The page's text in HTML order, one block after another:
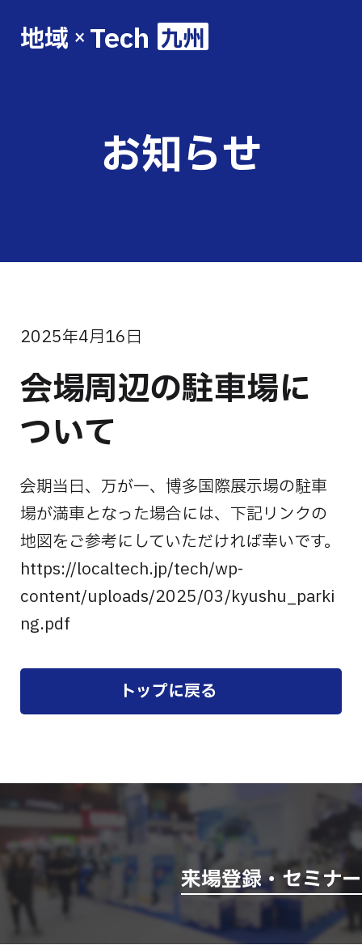
地域 × Tech 九州
お知らせ
2025年4月16日
会場周辺の駐車場に
ついて
会期当日、万が一、博多国際展示場の駐車
場が満車となった場合には、下記リンクの
地図をご参考にしていただければ幸いです。
https://localtech.jp/tech/wp-
content/uploads/2025/03/kyushu_parki
ng.pdf
トップに戻る
来場登録・セミナ